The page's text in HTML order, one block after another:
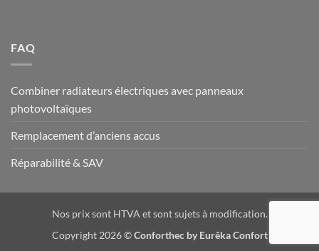
FAQ
Combiner radiateurs électriques avec panneaux
photovoltaïques
Remplacement d’anciens accus
Réparabilité & SAV
Nos prix sont HTVA et sont sujets à modification.
Copyright 2026 ©Conforthec by Eurêka Confort